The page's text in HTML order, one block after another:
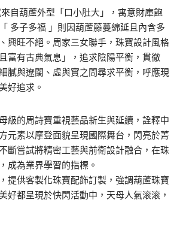
來自葫蘆外型「口小肚大」，寓意財庫飽
多子多福 」則因葫蘆藤蔓綿延且內含多
興旺不絕。周家三女聯手，珠寶設計風格
富有古典氣息」，追求陰陽平衡，貫徹
膩與遼闊、虛與實之間尋求平衡，呼應現
好追求。
級的周詩寶重視藝品新生與延續，詮釋中
元素以摩登面貌呈現國際舞台，閃亮於菁
斷嘗試將精密工藝與前衛設計融合，在珠
成為業界學習的指標。
提供客製化珠寶配飾訂製，強調葫蘆珠寶
好都呈現於快閃活動中，天母人氣滚滚，